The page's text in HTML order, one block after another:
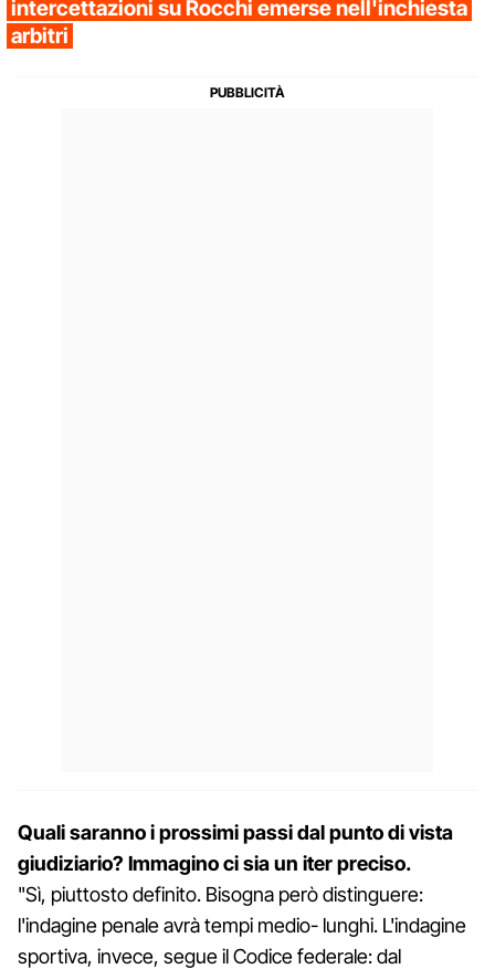
intercettazioni su Rocchi emerse nell'inchiesta
arbitri
Quali saranno i prossimi passi dal punto di vista
giudiziario? Immagino ci sia un iter preciso.
"Sì, piuttosto definito. Bisogna però distinguere:
l'indagine penale avrà tempi medio- lunghi. L'indagine
sportiva, invece, segue il Codice federale: dal